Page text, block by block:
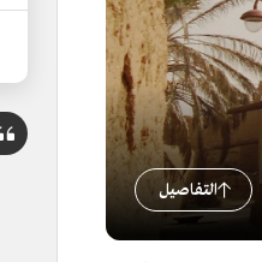
التفاصيل